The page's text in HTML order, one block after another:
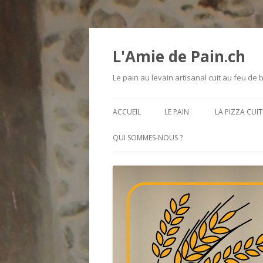
L'Amie de Pain.ch
Le pain au levain artisanal cuit au feu de
ACCUEIL LE PAIN
INGRÉDIENTS
LA TAILLE / LE POIDS ET LA
FORME DES PAINS
LES BLÉS ANCIENS
LES FOURNÉES
LA PIZZA
QUI SOMMES-NOUS ?